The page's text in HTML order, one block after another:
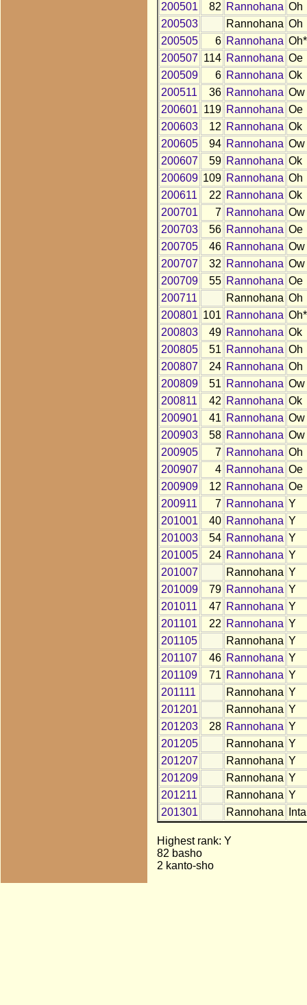
200501
82 Rannohana Oh
200503
Rannohana Oh
200505
6 Rannohana Oh*
200507 114 Rannohana Oe
200509
6 Rannohana Ok
200511
36 Rannohana Ow
200601 119 Rannohana Oe
200603
12 Rannohana Ok
200605
94 Rannohana Ow
200607
59 Rannohana Ok
200609 109 Rannohana Oh
200611
22 Rannohana Ok
200701
7 Rannohana Ow
200703
56 Rannohana Oe
200705
46 Rannohana Ow
200707
32 Rannohana Ow
200709
55 Rannohana Oe
200711
Rannohana Oh
200801 101 Rannohana Oh*
200803
49 Rannohana Ok
200805
51 Rannohana Oh
200807
24 Rannohana Oh
200809
51 Rannohana Ow
200811
42 Rannohana Ok
200901
41 Rannohana Ow
200903
58 Rannohana Ow
200905
7 Rannohana Oh
200907
4 Rannohana Oe
200909
12 Rannohana Oe
200911
7 Rannohana Y
201001
40 Rannohana Y
201003
54 Rannohana Y
201005
24 Rannohana Y
201007
Rannohana Y
201009
79 Rannohana Y
201011
47 Rannohana Y
201101
22 Rannohana Y
201105
Rannohana Y
201107
46 Rannohana Y
201109
71 Rannohana Y
201111
Rannohana Y
201201
Rannohana Y
201203
28 Rannohana Y
201205
Rannohana Y
201207
Rannohana Y
201209
Rannohana Y
201211
Rannohana Y
201301
Rannohana
Highest rank: Y
82 basho
2 kanto-sho